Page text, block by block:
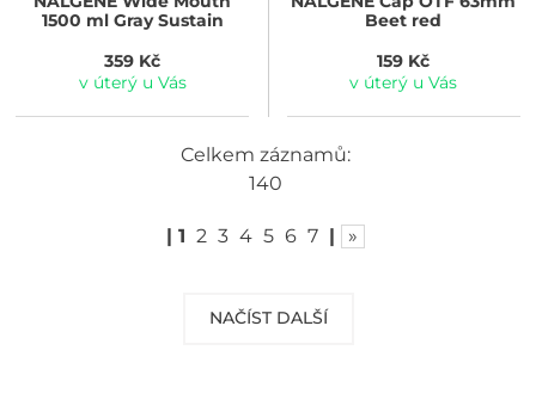
1500 ml Gray Sustain
359 Kč
v úterý u Vás
Beet red
159 Kč
v úterý u Vás
NAČÍST DALŠÍ
Celkem záznamů:
140
| 1 2 3 4 5 6 7 | »